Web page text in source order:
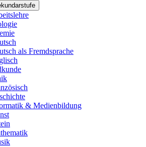
als Fremdsprache
& Medienbildung